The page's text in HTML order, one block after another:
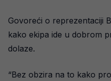
Govoreći o reprezentaciji
kako ekipa ide u dobrom
dolaze.
“Bez obzira na to kako